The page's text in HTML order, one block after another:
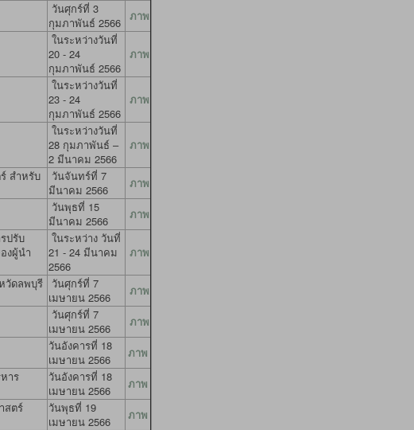
วันศุกร์ที่ 3
กุมภาพันธ์ 2566 ภาพ
ในระหว่างวันที่
20 - 24
กุมภาพันธ์ 2566
ภาพ
ในระหว่างวันที่
23 - 24
กุมภาพันธ์ 2566
ภาพ
ในระหว่างวันที่
28 กุมภาพันธ์ –
2 มีนาคม 2566
ภาพ
สำหรับ
วันจันทร์ที่ 7
มีนาคม 2566
ภาพ
วันพุธที่ 15
มีนาคม 2566
ภาพ
ปรับ
งผู้นำ
ในระหว่าง วันที่
21 - 24 มีนาคม
2566
ภาพ
วัดลพบุรี
วันศุกร์ที่ 7
เมษายน 2566
ภาพ
วันศุกร์ที่ 7
เมษายน 2566
ภาพ
วันอังคารที่ 18
เมษายน 2566
ภาพ
าร
วันอังคารที่ 18
เมษายน 2566
ภาพ
สตร์
วันพุธที่ 19
เมษายน 2566
ภาพ